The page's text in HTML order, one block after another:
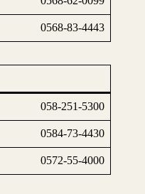
0568-83-4443
058-251-5300
0584-73-4430
0572-55-4000